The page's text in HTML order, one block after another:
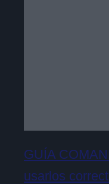
GUÍA
usarlos